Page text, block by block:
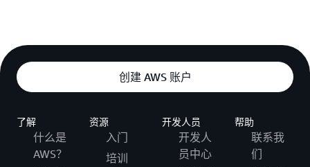
创建 AWS 账户
了解
什么是
AWS？
资源
入门
培训
开发人员
开发人
员中心
帮助
联系我
们